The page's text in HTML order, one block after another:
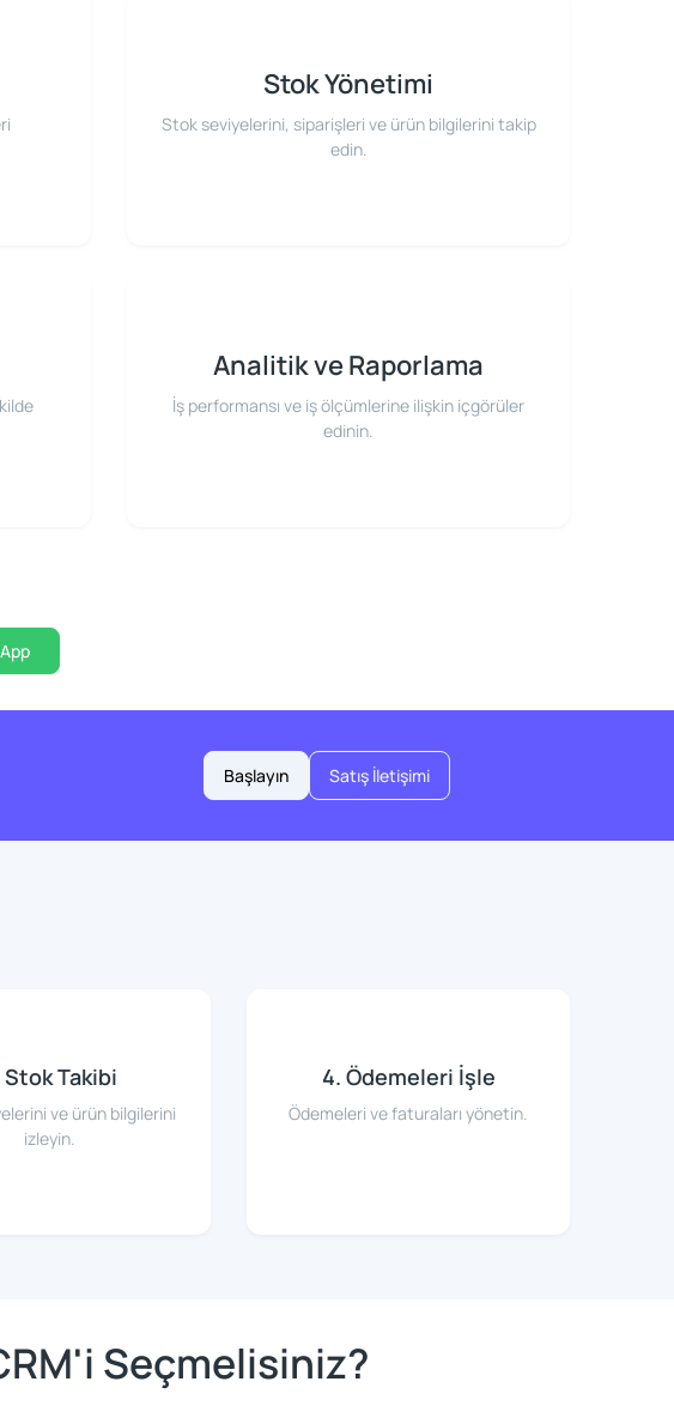
Stok Yönetimi
Stok seviyelerini, siparişleri ve ürün bilgilerini takip
edin.
Analitik ve Raporlama
İş performansı ve iş ölçümlerine ilişkin içgörüler
edinin.
Başlayın Satış İletişimi
Stok Takibi
ve ürün bilgilerini
izleyin.
4. Ödemeleri İşle
Ödemeleri ve faturaları yönetin.
Seçmelisiniz?